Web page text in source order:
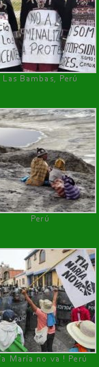
Las Bambas, Perú
Perú
María no va ! Perú